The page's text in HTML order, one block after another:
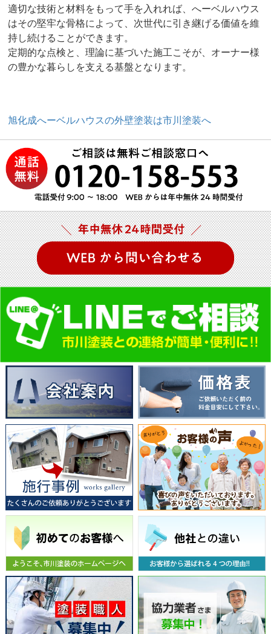
適切な技術と材料をもって手を入れれば、へーベルハウス
はその堅牢な骨格によって、次世代に引き継げる価値を維
持し続けることができます。
定期的な点検と、理論に基づいた施工こそが、オーナー様
の豊かな暮らしを支える基盤となります。
旭化成へーベルハウスの外壁塗装は市川塗装へ